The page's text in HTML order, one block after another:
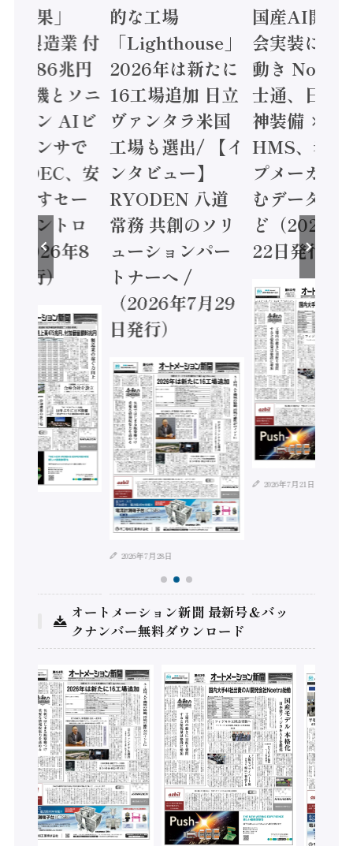
結果」
製造業 付
額86兆円
電機とソニ
コン AIビ
センサで
IDEC、安
かすセー
コントロ
2026年8
行）
的な工場
「Lighthouse」
2026年は新たに
16工場追加 日立
ヴァンタラ米国
工場も選出/ 【イ
ンタビュー】
RYODEN 八道
常務 共創のソリ
ューションパー
トナーへ /
（2026年7月29
日発行）
2026年7月28日
国産AI開発
会実装に活
動き Noetra
士通、日立 /
神装備 ×
HMS、老舗
プメーカー
むデータ活
ど（2026年
22日発行）
2026年7月21日
オートメーション新聞 最新号＆バッ
クナンバー無料ダウンロード